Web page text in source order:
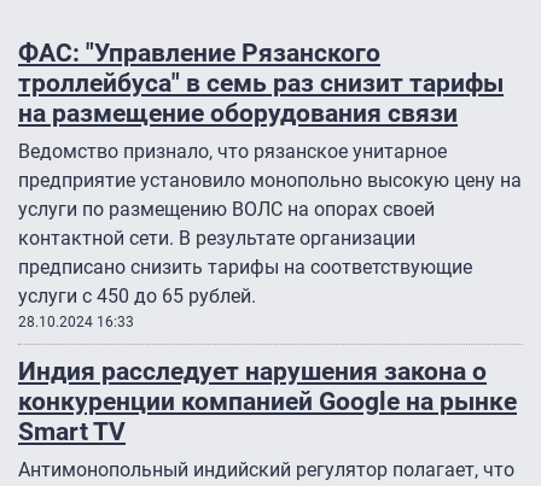
ФАС: "Управление Рязанского
троллейбуса" в семь раз снизит тарифы
на размещение оборудования связи
Ведомство признало, что рязанское унитарное
предприятие установило монопольно высокую цену на
услуги по размещению ВОЛС на опорах своей
контактной сети. В результате организации
предписано снизить тарифы на соответствующие
услуги с 450 до 65 рублей.
28.10.2024 16:33
Индия расследует нарушения закона о
конкуренции компанией Google на рынке
Smart TV
Антимонопольный индийский регулятор полагает, что